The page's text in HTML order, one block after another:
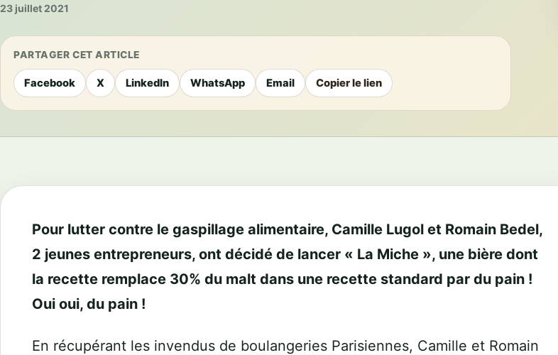
23 juillet 2021
PARTAGER CET ARTICLE
Facebook X LinkedIn WhatsApp Email Copier le lien
Pour lutter contre le gaspillage alimentaire, Camille Lugol et Romain Bedel,
2 jeunes entrepreneurs, ont décidé de lancer « La Miche », une bière dont
la recette remplace 30% du malt dans une recette standard par du pain !
Oui oui, du pain !
En récupérant les invendus de boulangeries Parisiennes, Camille et Romain